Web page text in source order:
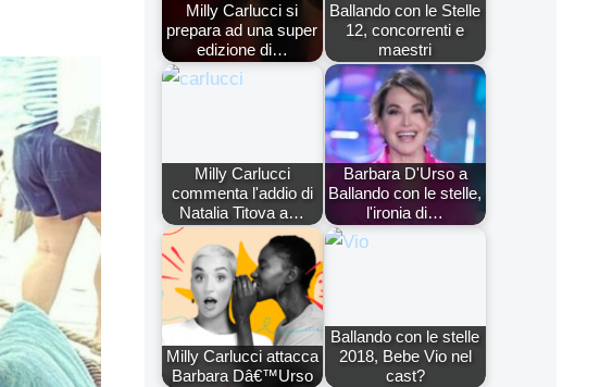
Milly Carlucci si
prepara ad una super
edizione di…
Ballando con le Stelle
12, concorrenti e
maestri
Milly Carlucci
commenta l'addio di
Natalia Titova a…
Barbara D'Urso a
Ballando con le stelle,
l'ironia di…
Milly Carlucci attacca
Barbara Dâ€™Urso
Ballando con le stelle
2018, Bebe Vio nel
cast?